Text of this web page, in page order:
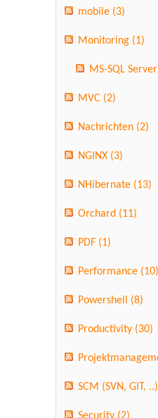
mobile (3)
Monitoring (1)
MS-SQL Server
MVC (2)
Nachrichten (2)
NGINX (3)
NHibernate (13)
Orchard (11)
PDF (1)
Performance (10)
Powershell (8)
Productivity (30)
SCM (SVN, GIT, ..)
Security (2)